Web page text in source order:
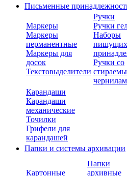
Письменные
Маркеры
Маркеры
перманентные
Маркеры для
досок
Текстовыделители
Ручки
Ручки
Наборы
пишущих
Ручки со
Карандаши
Карандаши
механические
Точилки
Грифели для
карандашей
Папки и системы архивации
Картонные
Папки
архивные